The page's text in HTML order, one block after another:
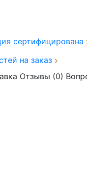
сертифицирована
на заказ
Отзывы (0)